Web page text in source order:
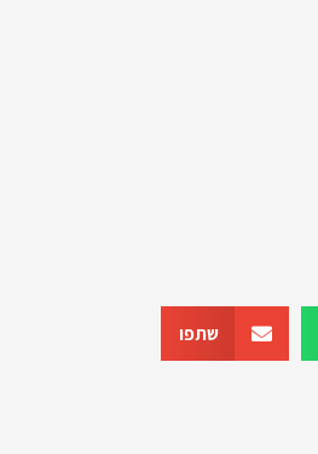
שתפו